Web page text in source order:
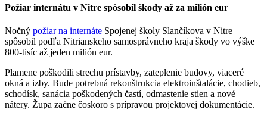
Požiar internátu v Nitre spôsobil škody až za milión eur
Nočný požiar na internáte Spojenej školy Slančíkova v Nitre
spôsobil podľa Nitrianskeho samosprávneho kraja škody vo výške
800-tisíc až jeden milión eur.
Plamene poškodili strechu prístavby, zateplenie budovy, viaceré
okná a izby. Bude potrebná rekonštrukcia elektroinštalácie, chodieb,
schodísk, sanácia poškodených častí, odmastenie stien a nové
nátery. Župa začne čoskoro s prípravou projektovej dokumentácie.